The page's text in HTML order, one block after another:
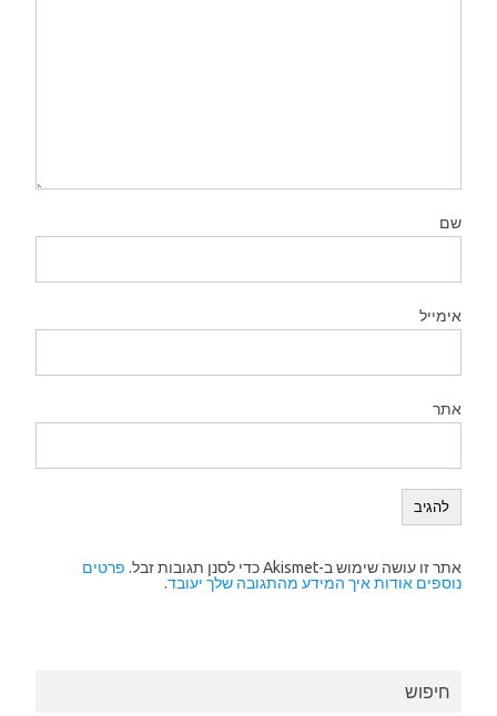
שם
אימייל
אתר
אתר זו עושה שימוש ב-Akismet כדי לסנן תגובות זבל.
פרטים
נוספים אודות איך המידע מהתגובה שלך יעובד.
חיפוש